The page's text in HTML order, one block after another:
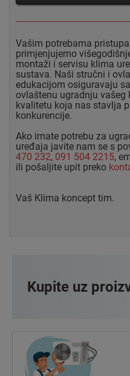
Vašim potrebama
primjenjujemo
montaži i servisu klima
sustava. Naši stručni i
edukacijom osiguravaju
ovlaštenu ugradnju
kvalitetu koja nas stavlja
konkurencije.
Ako imate potrebu za
uređaja javite nam se s
470 232, 091 504 2215,
ili pošaljite upit preko
Vaš Klima koncept tim.
Kupite uz